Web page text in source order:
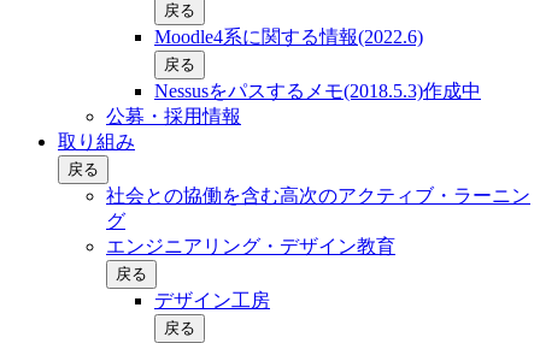
戻る
Moodle4系に関する情報(2022.6)
戻る
Nessusをパスするメモ(2018.5.3)作成中
公募・採用情報
取り組み
戻る
社会との協働を含む⾼次のアクティブ・ラーニン
グ
エンジニアリング・デザイン教育
戻る
デザイン工房
戻る